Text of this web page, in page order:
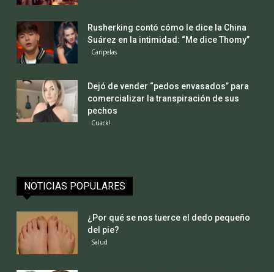
Rusherking contó cómo le dice la China
Suárez en la intimidad: “Me dice Thomy”
Caripelas
Dejó de vender “pedos envasados” para
comercializar la transpiración de sus
pechos
Cuack!
NOTICIAS POPULARES
¿Por qué se nos tuerce el dedo pequeño
del pie?
Salud